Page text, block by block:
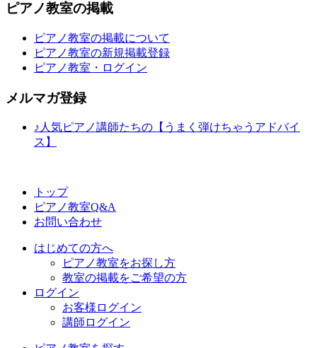
ピアノ教室の掲載
ピアノ教室の掲載について
ピアノ教室の新規掲載登録
ピアノ教室・ログイン
メルマガ登録
♪人気ピアノ講師たちの【うまく弾けちゃうアドバイ
ス】
トップ
ピアノ教室Q&A
お問い合わせ
はじめての方へ
ピアノ教室をお探し方
教室の掲載をご希望の方
ログイン
お客様ログイン
講師ログイン